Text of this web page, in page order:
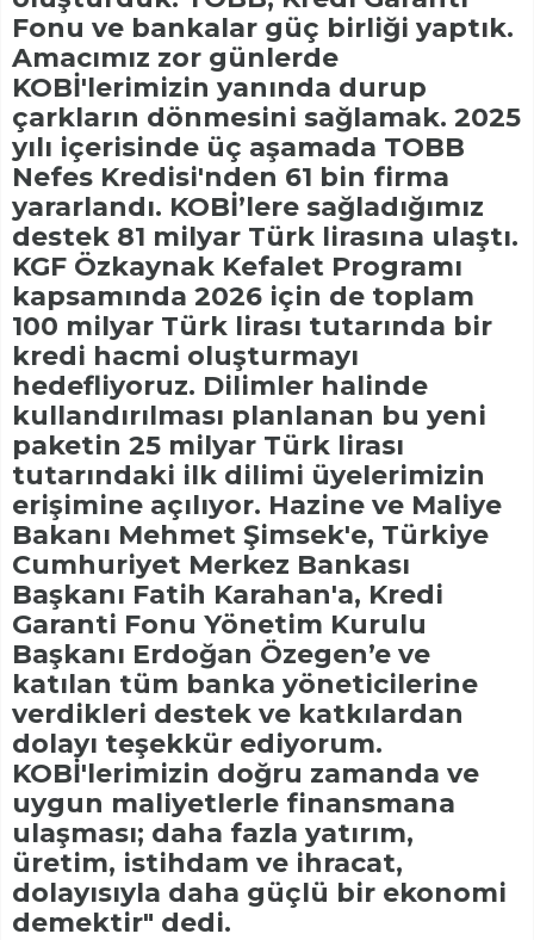
Fonu ve bankalar güç birliği yaptık.
Amacımız zor günlerde
KOBİ'lerimizin yanında durup
çarkların dönmesini sağlamak. 2025
yılı içerisinde üç aşamada TOBB
Nefes Kredisi'nden 61 bin firma
yararlandı. KOBİ’lere sağladığımız
destek 81 milyar Türk lirasına ulaştı.
KGF Özkaynak Kefalet Programı
kapsamında 2026 için de toplam
100 milyar Türk lirası tutarında bir
kredi hacmi oluşturmayı
hedefliyoruz. Dilimler halinde
kullandırılması planlanan bu yeni
paketin 25 milyar Türk lirası
tutarındaki ilk dilimi üyelerimizin
erişimine açılıyor. Hazine ve Maliye
Bakanı Mehmet Şimsek'e, Türkiye
Cumhuriyet Merkez Bankası
Başkanı Fatih Karahan'a, Kredi
Garanti Fonu Yönetim Kurulu
Başkanı Erdoğan Özegen’e ve
katılan tüm banka yöneticilerine
verdikleri destek ve katkılardan
dolayı teşekkür ediyorum.
KOBİ'lerimizin doğru zamanda ve
uygun maliyetlerle finansmana
ulaşması; daha fazla yatırım,
üretim, istihdam ve ihracat,
dolayısıyla daha güçlü bir ekonomi
demektir" dedi.